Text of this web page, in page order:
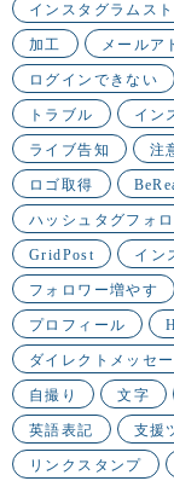
インスタグラムスト
加工 メールア
ログインできない
トラブル イン
ライブ告知 注
ロゴ取得
ハッシュタグフォ
GridPost イン
フォロワー増やす
プロフィール
ダイレクトメッセ
自撮り 文字
英語表記 支援
リンクスタンプ